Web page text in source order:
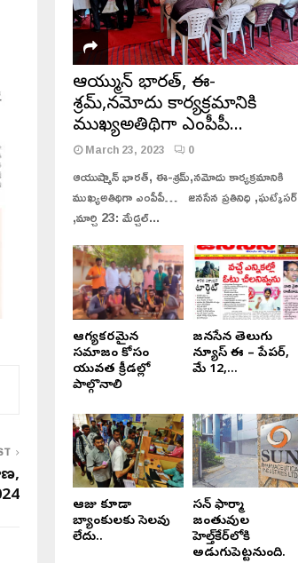
ఆయుష్మాన్ భారత్, ఈ-
శ్రమ్,నమోదు కార్యక్రమానికి
ముఖ్యఅతిథిగా ఎంపీపీ…
March 23, 2023 0
ఆయుష్మాన్ భారత్, ఈ-శ్రమ్,నమోదు కార్యక్రమానికి
ముఖ్యఅతిథిగా ఎంపీపీ… జనసేన ప్రతినిధి ,ఘట్కేసర్
,మార్చి 23: మేడ్చల్...
ఆరోగ్యకరమైన
సమాజం కోసం
యువత క్రీడల్లో
పాల్గొనాలి
జనసేన తెలుగు
న్యూస్ ఈ – పేపర్,
మే 12,...
ఆరోజు కూడా
బ్యాంకులకు సెలవు
లేదు..
సన్ ఫార్మా
జంతువుల
హెల్త్‌కేర్‌లోకి
అడుగుపెట్టనుంది.